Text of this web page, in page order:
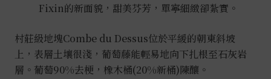
Fixin的新面貌，甜美芬芳，單寧細緻卻紮實。
村莊級地塊Combe du Dessus位於平緩的朝東斜坡
上，表層土壤很淺，葡萄藤能輕易地向下扎根至石灰岩
層。葡萄90%去梗，橡木桶(20%新桶)陳釀。